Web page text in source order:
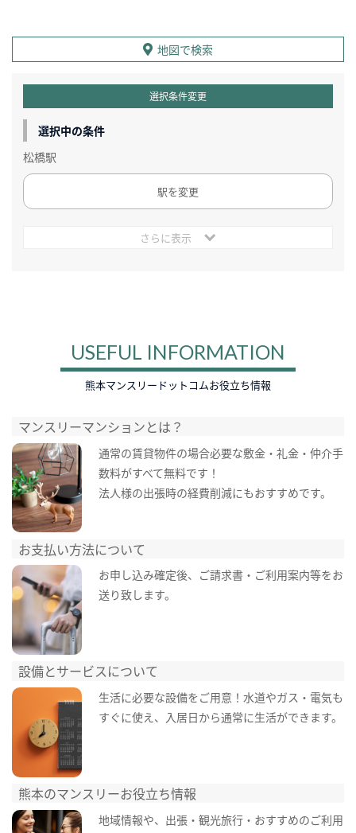
地図で検索
選択条件変更
選択中の条件
松橋駅
駅を変更
さらに表示
USEFUL INFORMATION
熊本マンスリードットコムお役立ち情報
マンスリーマンションとは？
通常の賃貸物件の場合必要な敷金・礼金・仲介手
数料がすべて無料です！
法人様の出張時の経費削減にもおすすめです。
お支払い方法について
お申し込み確定後、ご請求書・ご利用案内等をお
送り致します。
設備とサービスについて
生活に必要な設備をご用意！水道やガス・電気も
すぐに使え、入居日から通常に生活ができます。
熊本のマンスリーお役立ち情報
地域情報や、出張・観光旅行・おすすめのご利用